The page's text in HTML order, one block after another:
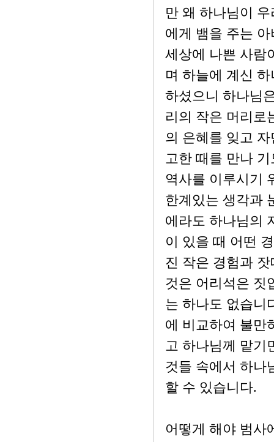
만 왜 하나님이
에게 뱀을 주는
세상에 나쁜 사람
며 하늘에 계신
하셨으니 하나님
리의 작은 머리로
의 은혜를 잊고
고한 때를 만나
역사를 이루시기
한계있는 생각과
에라도 하나님의
이 있을 때 어떤
진 작은 경험과
것은 어리석은 짓
는 하나도 없습니
에 비교하여 불만
고 하나님께 맡기
것들 속에서 하나
할 수 있습니다.
어떻게 해야 범사